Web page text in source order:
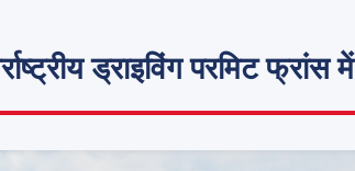
ड्राइविंग परमिट फ्रांस में